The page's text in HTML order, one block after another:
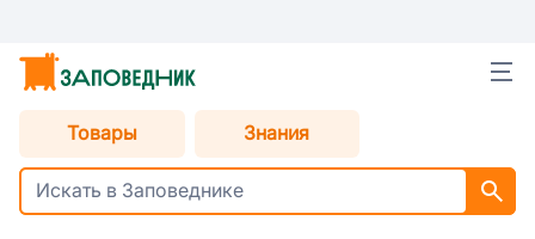
Товары Знания